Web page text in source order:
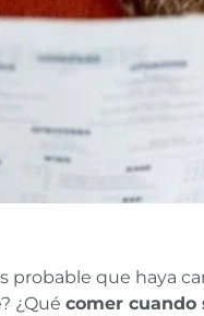
que haya
¿Qué comer cuando